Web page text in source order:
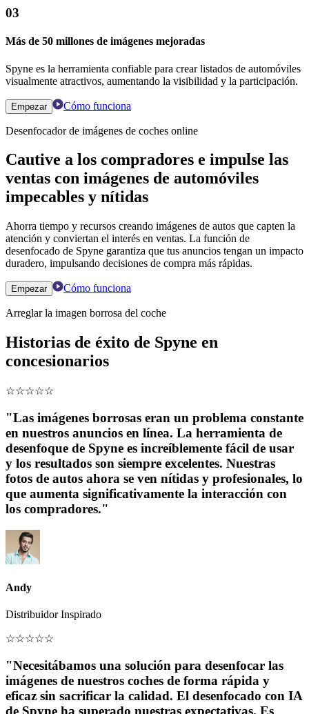
03
Más de 50 millones de imágenes mejoradas
Spyne es la herramienta confiable para crear listados de automóviles
visualmente atractivos, aumentando la visibilidad y la participación.
Empezar Cómo funciona
Desenfocador de imágenes de coches online
Cautive a los compradores e impulse las
ventas con imágenes de automóviles
impecables y nítidas
Ahorra tiempo y recursos creando imágenes de autos que capten la
atención y conviertan el interés en ventas. La función de
desenfocado de Spyne garantiza que tus anuncios tengan un impacto
duradero, impulsando decisiones de compra más rápidas.
Empezar Cómo funciona
Arreglar la imagen borrosa del coche
Historias de éxito de Spyne en
concesionarios
☆☆☆☆☆
"Las imágenes borrosas eran un problema constante
en nuestros anuncios en línea. La herramienta de
desenfoque de Spyne es increíblemente fácil de usar
y los resultados son siempre excelentes. Nuestras
fotos de autos ahora se ven nítidas y profesionales, lo
que aumenta significativamente la interacción con
los compradores."
Andy
Distribuidor Inspirado
☆☆☆☆☆
"Necesitábamos una solución para desenfocar las
imágenes de nuestros coches de forma rápida y
eficaz sin sacrificar la calidad. El desenfocado con IA
de Spyne ha superado nuestras expectativas. Es